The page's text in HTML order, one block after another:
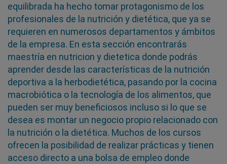
equilibrada ha hecho tomar protagonismo de los
profesionales de la nutrición y dietética, que ya se
requieren en numerosos departamentos y ámbitos
de la empresa. En esta sección encontrarás
maestría en nutricion y dietetica donde podrás
aprender desde las características de la nutrición
deportiva a la herbodietética, pasando por la cocina
macrobiótica o la tecnología de los alimentos, que
pueden ser muy beneficiosos incluso si lo que se
desea es montar un negocio propio relacionado con
la nutrición o la dietética. Muchos de los cursos
ofrecen la posibilidad de realizar prácticas y tienen
acceso directo a una bolsa de empleo donde